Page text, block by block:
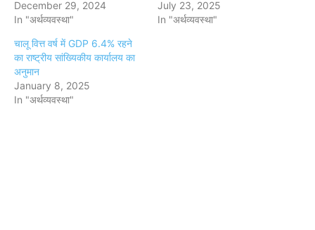
December 29, 2024
In "अर्थव्यवस्था"
July 23, 2025
In "अर्थव्यवस्था"
चालू वित्त वर्ष में GDP 6.4% रहने
का राष्ट्रीय सांख्यिकीय कार्यालय का
अनुमान
January 8, 2025
In "अर्थव्यवस्था"